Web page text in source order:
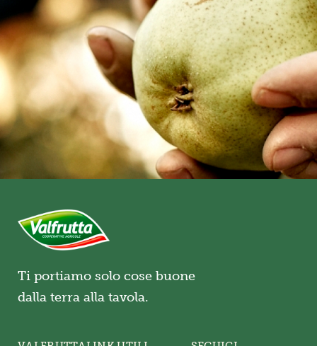
Ti portiamo solo cose buone
dalla terra alla tavola.